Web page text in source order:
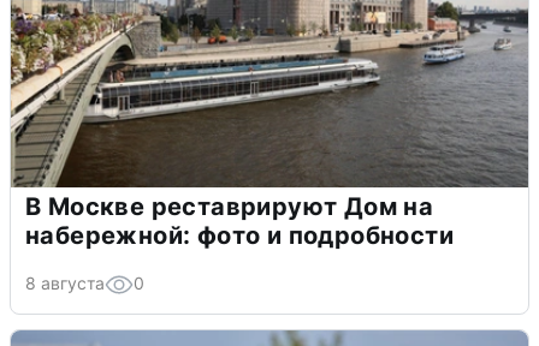
В Москве реставрируют Дом на
набережной: фото и подробности
8 августа 0